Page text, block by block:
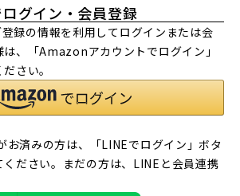
グイン・会員登録
録の情報を利用してログインまたは会
、「Amazonアカウントでログイン」
さい。
お済みの方は、「LINEでログイン」ボタ
ださい。まだの方は、 LINEと会員連携